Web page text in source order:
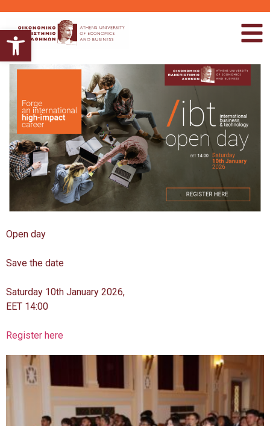
Ανοίξτε τη γραμμή εργαλείων
Open day
Save the date
Saturday 10th January 2026,
EET 14:00
Register here